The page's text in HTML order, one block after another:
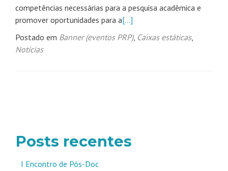
competências necessárias para a pesquisa acadêmica e
promover oportunidades para a[…]
Postado em Banner (eventos PRP), Caixas estáticas,
Notícias
Posts recentes
I Encontro de Pós-Doc